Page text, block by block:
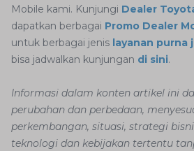
Mobile kami. Kunjungi Dealer
dapatkan berbagai Promo Dealer
untuk berbagai jenis layanan purna
bisa jadwalkan kunjungan di sini.
Informasi dalam konten artikel ini
perubahan dan perbedaan,
perkembangan, situasi, strategi
teknologi dan kebijakan tertentu